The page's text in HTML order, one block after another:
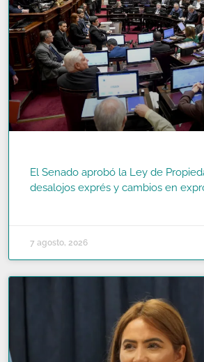
El Senado aprobó la Ley de
desalojos exprés y cambios en
7 agosto, 2026